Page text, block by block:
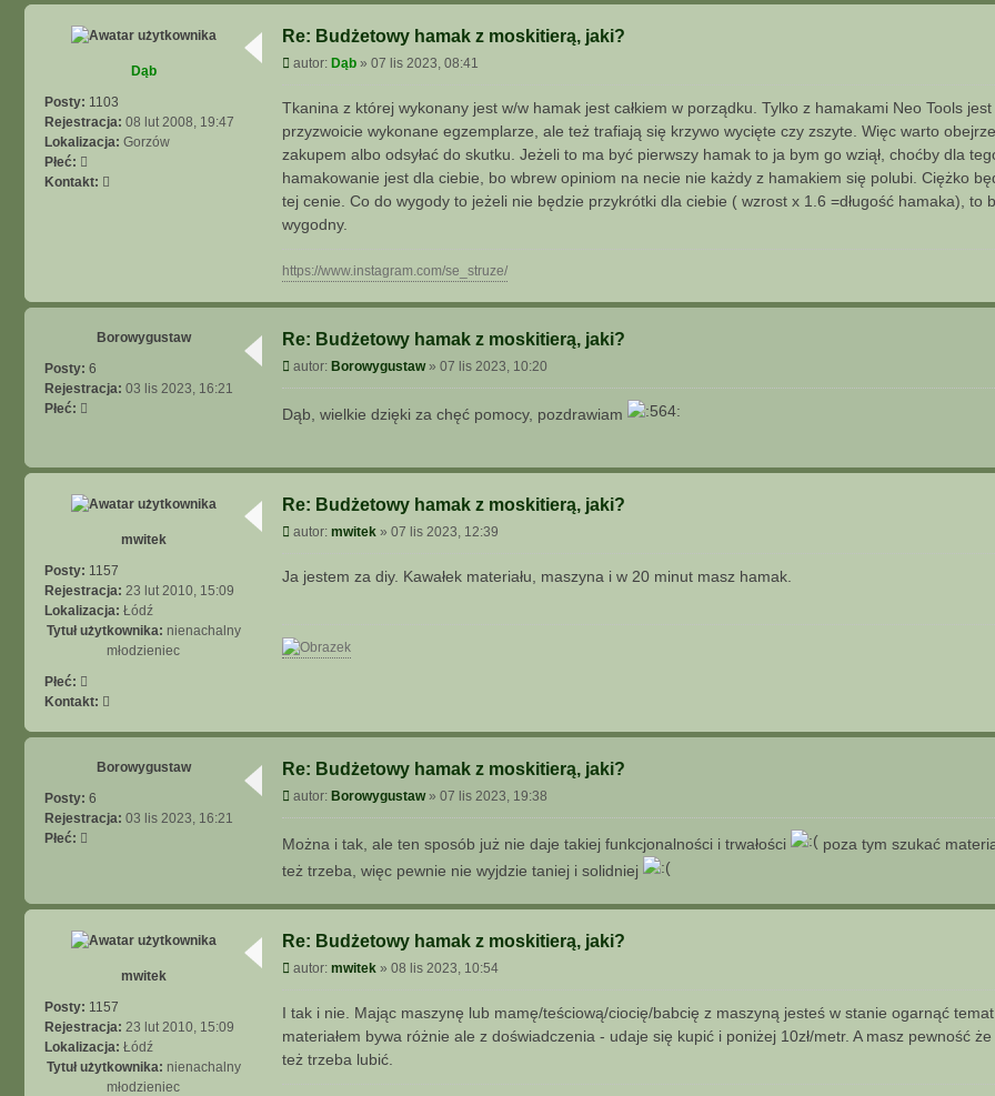
Dąb
Posty: 1103
Rejestracja: 08 lut 2008, 19:47
Lokalizacja: Gorzów
Płeć:
Kontakt:
k
u
s
b
Re: Budżetowy hamak z moskitierą, jaki?
P
s
autor: Dąb » 07 lis 2023, 08:41
Tkanina z której wykonany jest w/w hamak jest całkiem w porządku. Tylko z hamakami Neo Tools
przyzwoicie wykonane egzemplarze, ale też trafiają się krzywo wycięte czy zszyte. Więc warto
zakupem albo odsyłać do skutku. Jeżeli to ma być pierwszy hamak to ja bym go wziął, choćby dla
hamakowanie jest dla ciebie, bo wbrew opiniom na necie nie każdy z hamakiem się polubi. Ciężko
tej cenie. Co do wygody to jeżeli nie będzie przykrótki dla ciebie ( wzrost x 1.6 =długość hamaka), to
wygodny.
https://www.instagram.com/se_struze/
Borowygustaw
Posty: 6
Rejestracja: 03 lis 2023, 16:21
Płeć:
Re: Budżetowy hamak z moskitierą, jaki?
P
o
t
autor: Borowygustaw» 07 lis 2023, 10:20
Dąb, wielkie dzięki za chęć pomocy, pozdrawiam
mwitek
Posty: 1157
Rejestracja: 23 lut 2010, 15:09
Lokalizacja: Łódź
Tytuł użytkownika: nienachalny
młodzieniec
Płeć:
Kontakt:
o
n
k
s
ę
w
i
t
e
k
Re: Budżetowy hamak z moskitierą, jaki?
Pautor: mwitek » 07 lis 2023, 12:39
Ja jestem za diy. Kawałek materiału, maszyna i w 20 minut masz hamak.
Borowygustaw
Posty: 6
Rejestracja: 03 lis 2023, 16:21
Płeć:
Re: Budżetowy hamak z moskitierą, jaki?
P
o
t
autor: Borowygustaw» 07 lis 2023, 19:38
Można i tak, ale ten sposób już nie daje takiej funkcjonalności i trwałości
poza tym szukać
też trzeba, więc pewnie nie wyjdzie taniej i solidniej
mwitek
Posty: 1157
Rejestracja: 23 lut 2010, 15:09
Lokalizacja: Łódź
Tytuł użytkownika: nienachalny
młodzieniec
Re: Budżetowy hamak z moskitierą, jaki?
P
s
autor: mwitek » 08 lis 2023, 10:54
I tak i nie. Mając maszynę lub mamę/teściową/ciocię/babcię z maszyną jesteś w stanie ogarnąć
materiałem bywa różnie ale z doświadczenia - udaje się kupić i poniżej 10zł/metr. A masz pewność
też trzeba lubić.